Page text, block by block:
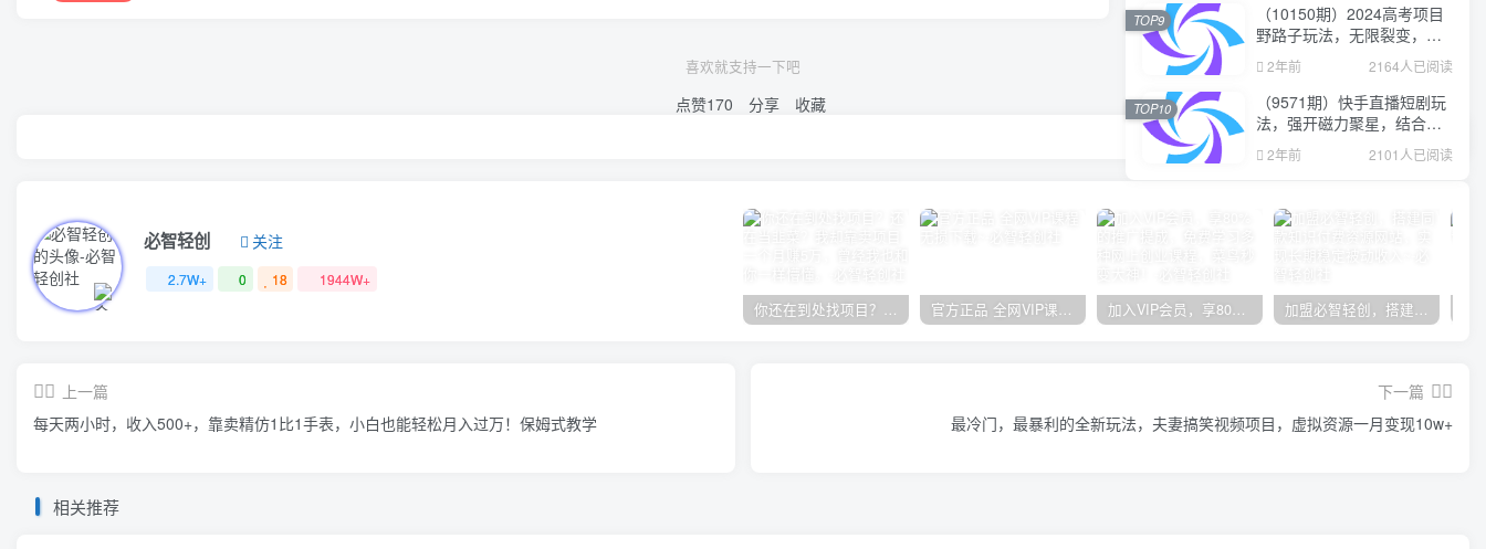
喜欢就支持一下吧
点赞170 分享 收藏
必智轻创 关注
2.7W+ 0 18 1944W+
你还在到处找项目？还在当韭菜？我却靠卖项目一个月赚5万，曾经我也和你一样懵懂。 官方正品 全网VIP课程 无损下载~ 加入VIP会员，享80%的推广提成，免费学习多种网上创业课程，菜鸟秒变大神！ 加盟必智轻创，搭建同款知识付费资源网站，实现长期稳定被动收入~
上一篇
每天两小时，收入500+，靠卖精仿1比1手表，小白也能轻松月入过万！保姆式教学
下一篇
最冷门，最暴利的全新玩法，夫妻搞笑视频项目，虚拟资源一月变现10w+
相关推荐
（10150期）2024高考项目
野路子玩法，无限裂变，最
高一天1W＋！
2年前 2164人已阅读
TOP9
（9571期）快手直播短剧玩
法，强开磁力聚星，结合多
种变现方式日入600+
2年前 2101人已阅读
TOP10